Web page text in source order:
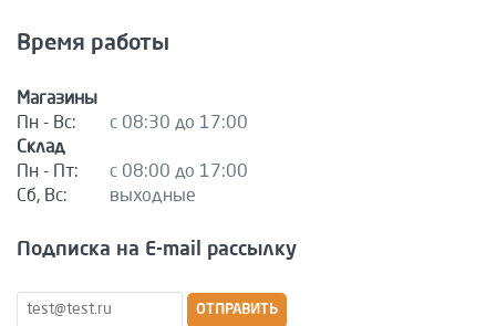
Время работы
Магазины
Пн - Вс:
с 08:30 до 17:00
Склад
Пн - Пт:
с 08:00 до 17:00
Сб, Вс:
выходные
Подписка на E-mail рассылку